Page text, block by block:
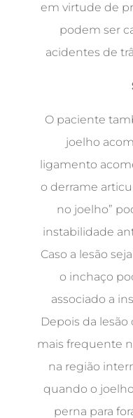
em virtude de
podem ser
acidentes de
O paciente
joelho
ligamento
o derrame
no joelho”
instabilidade
Caso a lesão
o inchaço
associado a
Depois da lesão
mais frequente
na região
quando o
perna para